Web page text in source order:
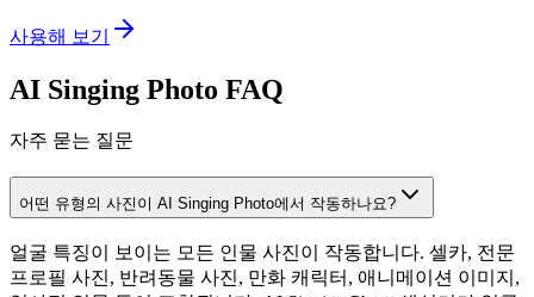
사용해 보기
AI Singing Photo FAQ
자주 묻는 질문
어떤 유형의 사진이 AI Singing Photo에서 작동하나요?
얼굴 특징이 보이는 모든 인물 사진이 작동합니다. 셀카, 전문
프로필 사진, 반려동물 사진, 만화 캐릭터, 애니메이션 이미지,